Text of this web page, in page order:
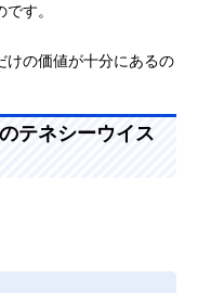
す。
けの価値が十分にあるの
テネシーウイス